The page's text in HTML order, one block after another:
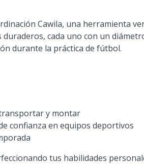
Cawila, una herramienta
cada uno con un
durante la práctica de fútbol.
y montar
confianza en equipos deportivos
tus habilidades